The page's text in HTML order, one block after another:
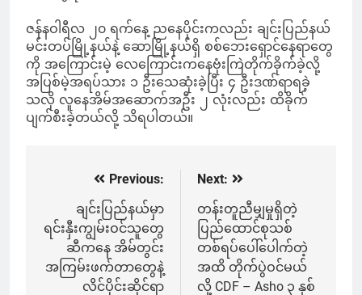
ဇန်နဝါရီလ ၂၀ ရက်နေ့ ညနေပိုင်းကလည်း ချင်းပြည်နယ်
မင်းတပ်မြို့နယ်နဲ့ ဆောမြို့နယ်ရှိ စစ်ဘေးရှောင်နေရာတွေ
ကို အကြောင်းမဲ့ လေကြောင်းကနေဗုံးကြဲတိုက်ခိုက်ခဲ့လို့
အပြစ်မဲ့အရပ်သား ၁ ဦးသေဆုံးခဲ့ပြီး ၄ ဦးဒဏ်ရာရခဲ့
သလို လူနေအိမ်အဆောက်အဦး ၂ လုံးလည်း ထိခိုက်
ပျက်စီးခဲ့တယ်လို့ သိရပါတယ်။
navigation
Previous:
ချင်းပြည်နယ်မှာ
ရင်းနှီးကျွမ်းဝင်သူတွေ
ဆီကနေ အိမ်တွင်း
အကြမ်းဖက်တာတွေနဲ့
လိင်ပိုင်းဆိုင်ရာ
Next:
တန်းတူညီမျှမှုရှိတဲ့
ပြည်ထောင်စုသစ်
တစ်ရပ်ပေါ်ပေါက်တဲ့
အထိ တိုက်ပွဲဝင်မယ်
လို့ CDF – Asho ၃ နှစ်